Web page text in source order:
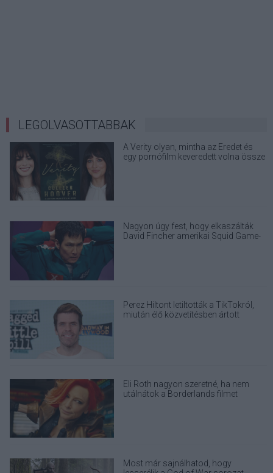
LEGOLVASOTTABBAK
A Verity olyan, mintha az Eredet és
egy pornófilm keveredett volna össze
Nagyon úgy fest, hogy elkaszálták
David Fincher amerikai Squid Game-
Perez Hiltont letiltották a TikTokról,
miután élő közvetítésben ártott
Eli Roth nagyon szeretné, ha nem
utálnátok a Borderlands filmet
Most már sajnálhatod, hogy